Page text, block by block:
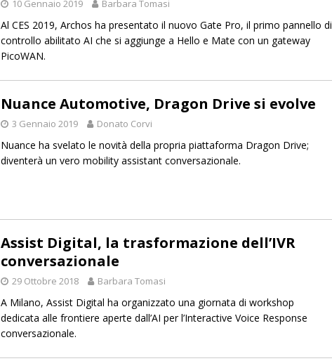
10 Gennaio 2019 Barbara Tomasi
Al CES 2019, Archos ha presentato il nuovo Gate Pro, il primo pannello di
controllo abilitato AI che si aggiunge a Hello e Mate con un gateway
PicoWAN.
Nuance Automotive, Dragon Drive si evolve
3 Gennaio 2019 Donato Corvi
Nuance ha svelato le novità della propria piattaforma Dragon Drive;
diventerà un vero mobility assistant conversazionale.
Assist Digital, la trasformazione dell’IVR
conversazionale
29 Ottobre 2018 Barbara Tomasi
A Milano, Assist Digital ha organizzato una giornata di workshop
dedicata alle frontiere aperte dall’AI per l’Interactive Voice Response
conversazionale.